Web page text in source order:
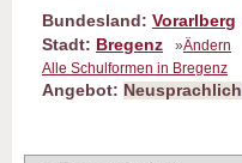
Bundesland: Vorarlberg
Stadt: Bregenz »Ändern
Alle Schulformen in Bregenz
Angebot: Neusprachlich